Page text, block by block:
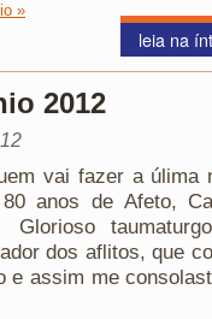
»
leia na
2012
vai fazer a úlima
anos de Afeto,
dos aflitos, que
e assim me